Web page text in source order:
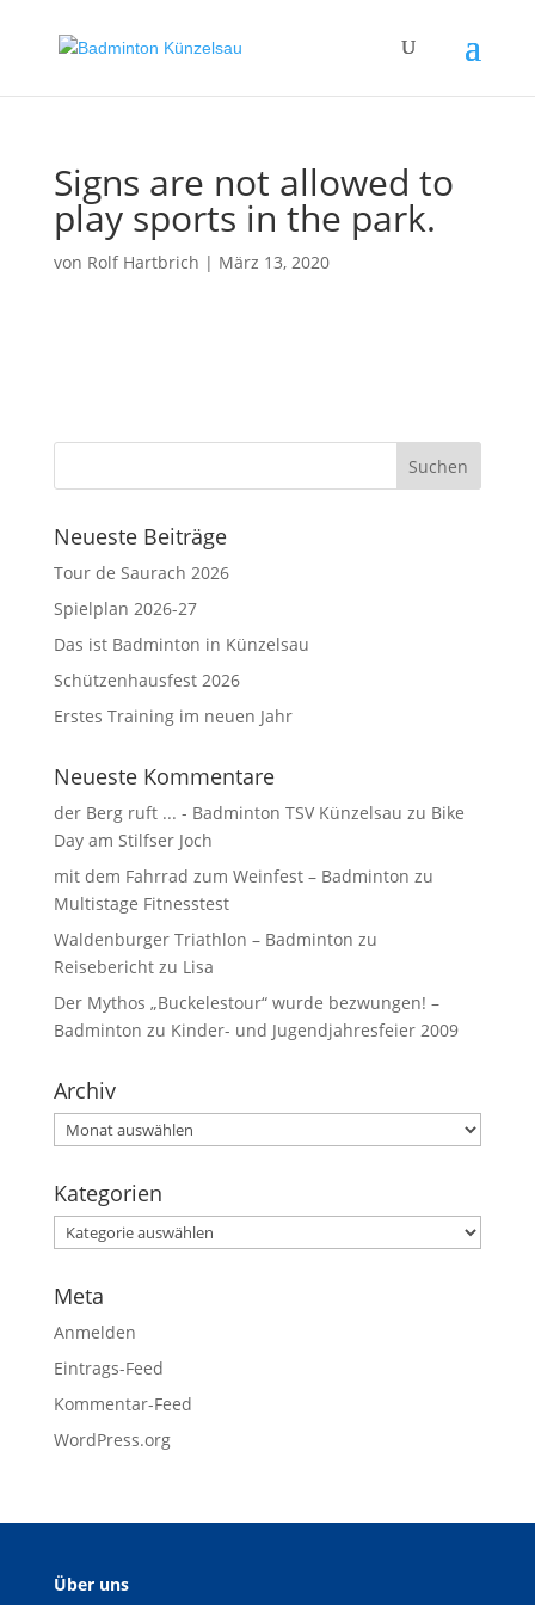
Signs are not allowed to
play sports in the park.
von Rolf Hartbrich | März 13, 2020
Neueste Beiträge
Tour de Saurach 2026
Spielplan 2026-27
Das ist Badminton in Künzelsau
Schützenhausfest 2026
Erstes Training im neuen Jahr
Neueste Kommentare
der Berg ruft ... - Badminton TSV Künzelsau zu Bike
Day am Stilfser Joch
mit dem Fahrrad zum Weinfest – Badminton zu
Multistage Fitnesstest
Waldenburger Triathlon – Badminton zu
Reisebericht zu Lisa
Der Mythos „Buckelestour“ wurde bezwungen! –
Badminton zu Kinder- und Jugendjahresfeier 2009
Archiv
Kategorien
Meta
Anmelden
Eintrags-Feed
Kommentar-Feed
WordPress.org
Über uns